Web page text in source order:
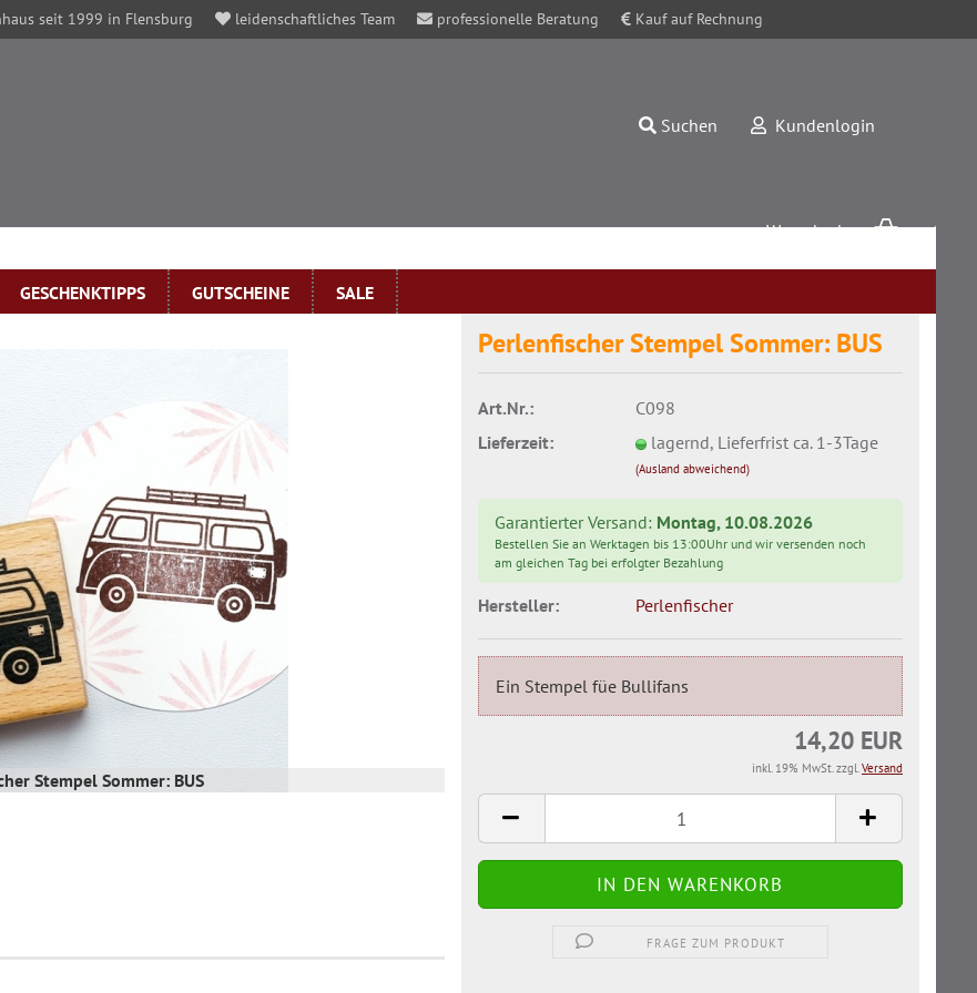
seit 1999 in Flensburg leidenschaftliches Team professionelle Beratung
Kauf auf Rechnung
Suchen Kundenlogin
Konto erstellen
Passwort vergessen?
Warenkorb
GESCHENKTIPPS GUTSCHEINE SALE
Stempel Sommer: BUS
Perlenfischer Stempel Sommer: BUS
Art.Nr.:
C098
Lieferzeit:
lagernd, Lieferfrist ca. 1-3Tage
(Ausland abweichend)
Garantierter Versand: Montag, 10.08.2026
Bestellen Sie an Werktagen bis 13:00Uhr und wir versenden noch
am gleichen Tag bei erfolgter Bezahlung
Hersteller: Perlenfischer
Ein Stempel füe Bullifans
14,20 EUR
inkl. 19% MwSt. zzgl.Versand
FRAGE ZUM PRODUKT